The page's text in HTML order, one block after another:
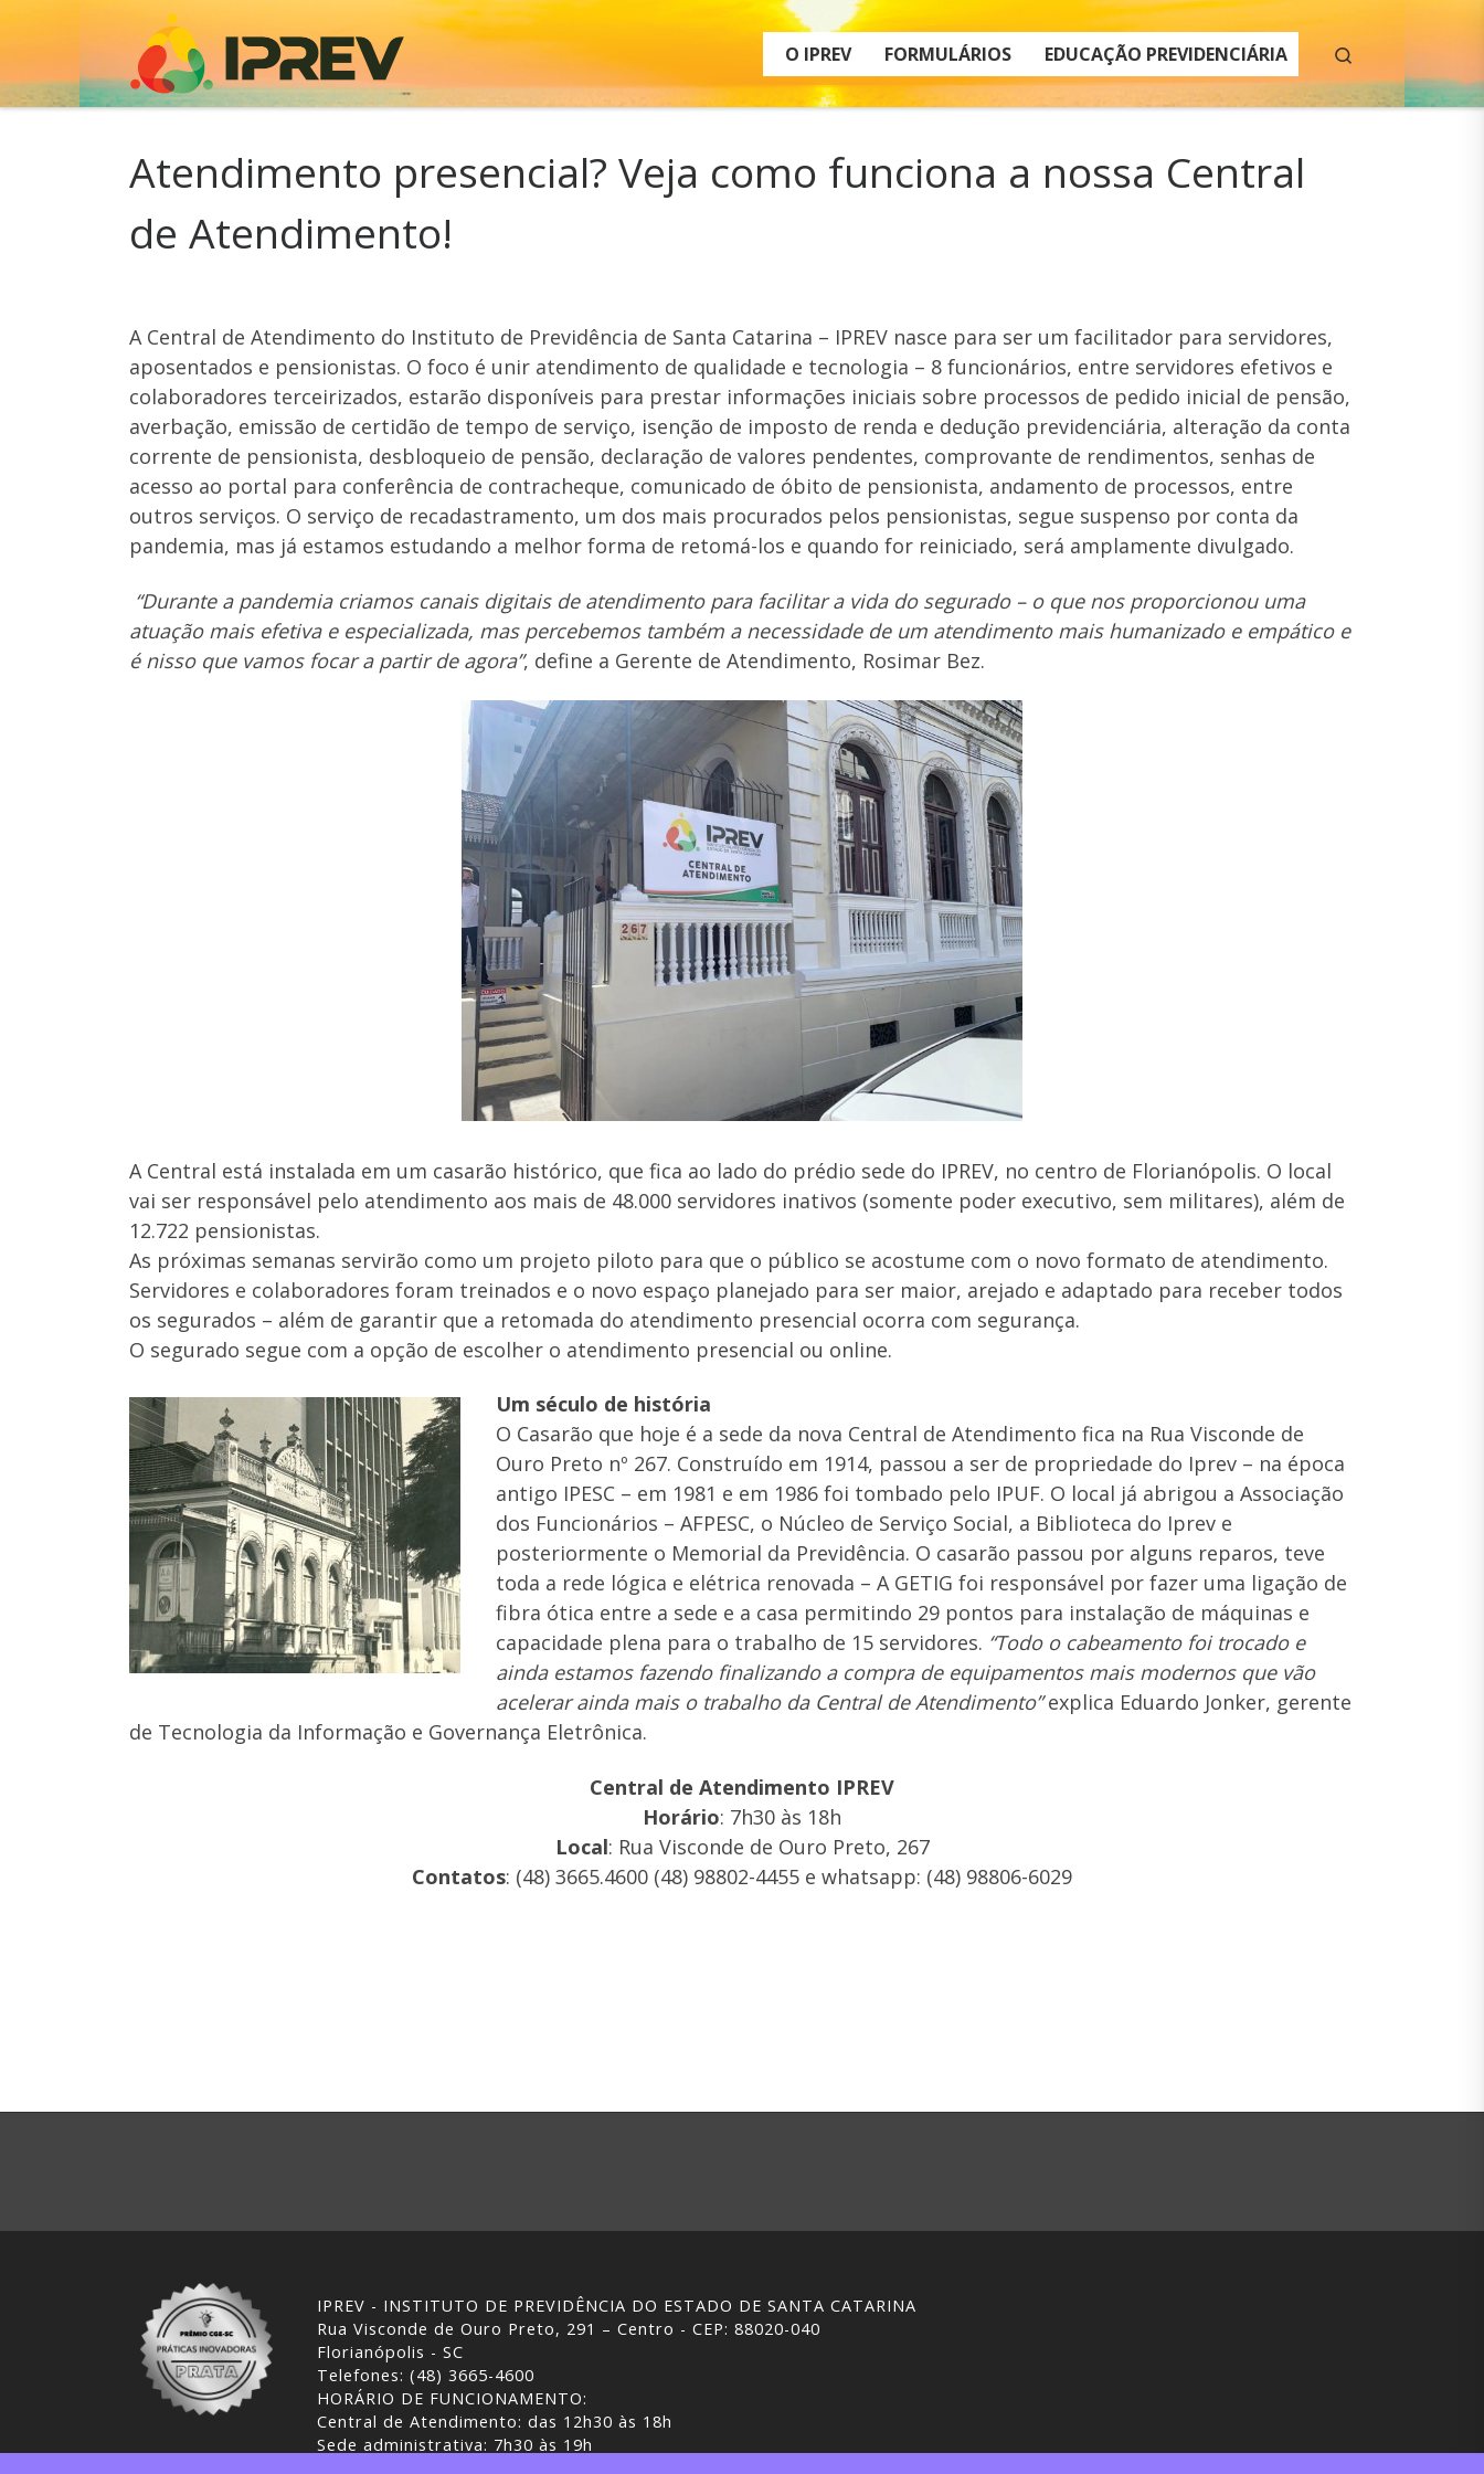
Skip to content
O IPREV FORMULÁRIOS EDUCAÇÃO PREVIDENCIÁRIA
Atendimento presencial? Veja como funciona a nossa Central
de Atendimento!
A Central de Atendimento do Instituto de Previdência de Santa Catarina – IPREV nasce para ser um facilitador para servidores,
aposentados e pensionistas. O foco é unir atendimento de qualidade e tecnologia – 8 funcionários, entre servidores efetivos e
colaboradores terceirizados, estarão disponíveis para prestar informações iniciais sobre processos de pedido inicial de pensão,
averbação, emissão de certidão de tempo de serviço, isenção de imposto de renda e dedução previdenciária, alteração da conta
corrente de pensionista, desbloqueio de pensão, declaração de valores pendentes, comprovante de rendimentos, senhas de
acesso ao portal para conferência de contracheque, comunicado de óbito de pensionista, andamento de processos, entre
outros serviços. O serviço de recadastramento, um dos mais procurados pelos pensionistas, segue suspenso por conta da
pandemia, mas já estamos estudando a melhor forma de retomá-los e quando for reiniciado, será amplamente divulgado.
“Durante a pandemia criamos canais digitais de atendimento para facilitar a vida do segurado – o que nos proporcionou uma
atuação mais efetiva e especializada, mas percebemos também a necessidade de um atendimento mais humanizado e empático e
é nisso que vamos focar a partir de agora”, define a Gerente de Atendimento, Rosimar Bez.
A Central está instalada em um casarão histórico, que fica ao lado do prédio sede do IPREV, no centro de Florianópolis. O local
vai ser responsável pelo atendimento aos mais de 48.000 servidores inativos (somente poder executivo, sem militares), além de
12.722 pensionistas.
As próximas semanas servirão como um projeto piloto para que o público se acostume com o novo formato de atendimento.
Servidores e colaboradores foram treinados e o novo espaço planejado para ser maior, arejado e adaptado para receber todos
os segurados – além de garantir que a retomada do atendimento presencial ocorra com segurança.
O segurado segue com a opção de escolher o atendimento presencial ou online.
Um século de história
O Casarão que hoje é a sede da nova Central de Atendimento fica na Rua Visconde de
Ouro Preto nº 267. Construído em 1914, passou a ser de propriedade do Iprev – na época
antigo IPESC – em 1981 e em 1986 foi tombado pelo IPUF. O local já abrigou a Associação
dos Funcionários – AFPESC, o Núcleo de Serviço Social, a Biblioteca do Iprev e
posteriormente o Memorial da Previdência. O casarão passou por alguns reparos, teve
toda a rede lógica e elétrica renovada – A GETIG foi responsável por fazer uma ligação de
fibra ótica entre a sede e a casa permitindo 29 pontos para instalação de máquinas e
capacidade plena para o trabalho de 15 servidores. “Todo o cabeamento foi trocado e
ainda estamos fazendo finalizando a compra de equipamentos mais modernos que vão
acelerar ainda mais o trabalho da Central de Atendimento”explica Eduardo Jonker, gerente
de Tecnologia da Informação e Governança Eletrônica.
Central de Atendimento IPREV
Horário: 7h30 às 18h
Local: Rua Visconde de Ouro Preto, 267
Contatos: (48) 3665.4600 (48) 98802-4455 e whatsapp: (48) 98806-6029
IPREV - INSTITUTO DE PREVIDÊNCIA DO ESTADO DE SANTA CATARINA
Rua Visconde de Ouro Preto, 291 – Centro - CEP: 88020-040
Florianópolis - SC
Telefones: (48) 3665-4600
HORÁRIO DE FUNCIONAMENTO:
Central de Atendimento: das 12h30 às 18h
Sede administrativa: 7h30 às 19h